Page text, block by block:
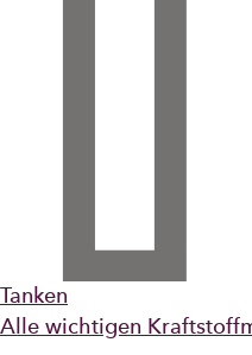
Tanken
Alle wichtigen